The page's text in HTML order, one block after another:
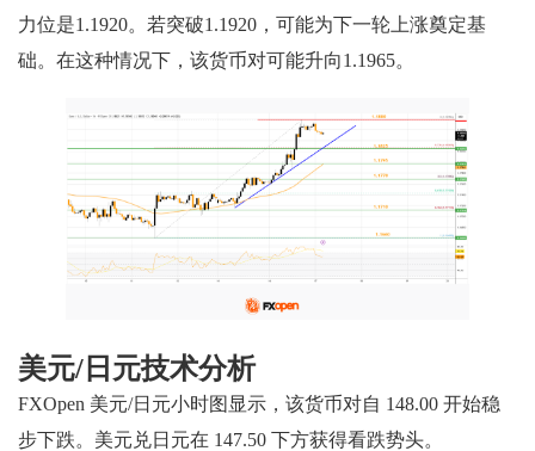
力位是1.1920。若突破1.1920，可能为下一轮上涨奠定基
础。在这种情况下，该货币对可能升向1.1965。
美元/日元技术分析
FXOpen 美元/日元小时图显示，该货币对自 148.00 开始稳
步下跌。美元兑日元在 147.50 下方获得看跌势头。